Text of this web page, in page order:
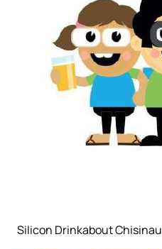
Silicon Drinkabout Chisinau